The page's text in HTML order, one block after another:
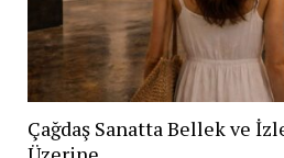
Çağdaş Sanatta Bellek ve